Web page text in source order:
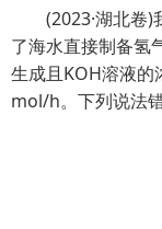
(2023·湖北卷
了海水直接制备氢
生成且KOH溶液的
mol/h。下列说法